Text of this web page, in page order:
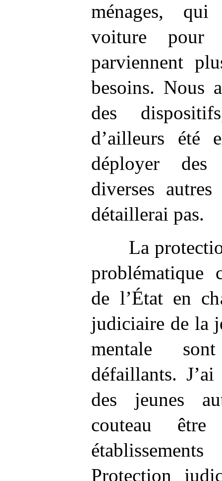
ménages,
voiture pour
parviennent
besoins. Nous
des
d’ailleurs été
déployer
diverses
détaillerai pas.
La
problématique
de l’État en
judiciaire de la
mentale
défaillants.
des jeunes
couteau
Protection